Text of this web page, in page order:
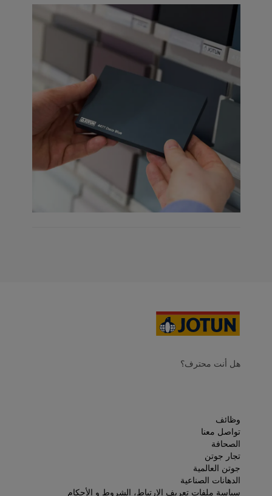
هل أنت محترف؟
وظائف
تواصل معنا
الصحافة
تجار جوتن
جوتن العالمية
الدهانات الصناعية
سياسة ملفات تعريف الارتباط، الشروط و الأحكام